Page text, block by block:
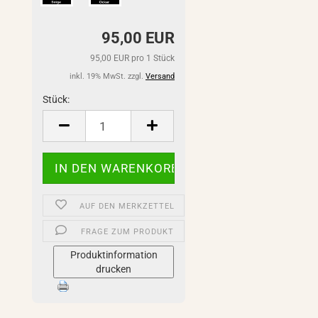
95,00 EUR
95,00 EUR pro 1 Stück
inkl. 19% MwSt. zzgl. Versand
Stück:
Stück
AUF DEN MERKZETTEL
FRAGE ZUM PRODUKT
Produktinformation
drucken